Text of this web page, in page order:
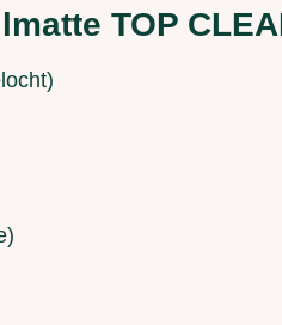
TOP